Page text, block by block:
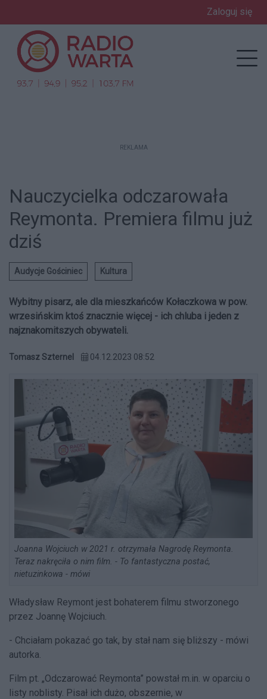
Zaloguj się
REKLAMA
Nauczycielka odczarowała
Reymonta. Premiera filmu już
dziś
Audycje Gościniec Kultura
Wybitny pisarz, ale dla mieszkańców Kołaczkowa w pow.
wrzesińskim ktoś znacznie więcej - ich chluba i jeden z
najznakomitszych obywateli.
Tomasz Szternel 04.12.2023 08:52
Joanna Wojciuch w 2021 r. otrzymała Nagrodę Reymonta.
Teraz nakręciła o nim film. - To fantastyczna postać,
nietuzinkowa - mówi
Władysław Reymont jest bohaterem filmu stworzonego
przez Joannę Wojciuch.
- Chciałam pokazać go tak, by stał nam się bliższy - mówi
autorka.
Film pt. „Odczarować Reymonta” powstał m.in. w oparciu o
listy noblisty. Pisał ich dużo, obszernie, w